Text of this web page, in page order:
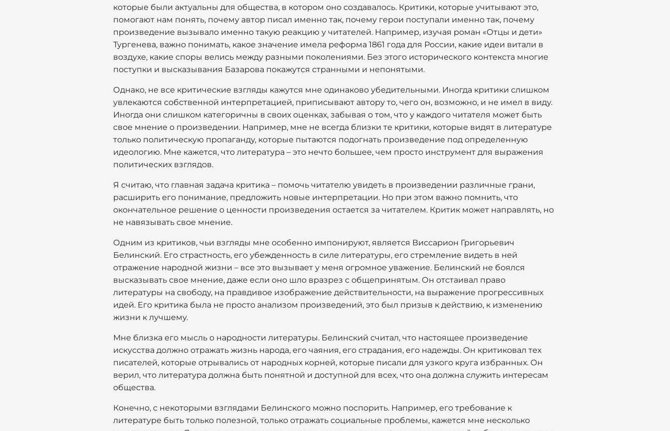
которые были актуальны для общества, в котором оно создавалось. Критики, которые учитывают это,
помогают нам понять, почему автор писал именно так, почему герои поступали именно так, почему
произведение вызывало именно такую реакцию у читателей. Например, изучая роман «Отцы и дети»
Тургенева, важно понимать, какое значение имела реформа 1861 года для России, какие идеи витали в
воздухе, какие споры велись между разными поколениями. Без этого исторического контекста многие
поступки и высказывания Базарова покажутся странными и непонятыми.
Однако, не все критические взгляды кажутся мне одинаково убедительными. Иногда критики слишком
увлекаются собственной интерпретацией, приписывают автору то, чего он, возможно, и не имел в виду.
Иногда они слишком категоричны в своих оценках, забывая о том, что у каждого читателя может быть
свое мнение о произведении. Например, мне не всегда близки те критики, которые видят в литературе
только политическую пропаганду, которые пытаются подогнать произведение под определенную
идеологию. Мне кажется, что литература – это нечто большее, чем просто инструмент для выражения
политических взглядов.
Я считаю, что главная задача критика – помочь читателю увидеть в произведении различные грани,
расширить его понимание, предложить новые интерпретации. Но при этом важно помнить, что
окончательное решение о ценности произведения остается за читателем. Критик может направлять, но
не навязывать свое мнение.
Одним из критиков, чьи взгляды мне особенно импонируют, является Виссарион Григорьевич
Белинский. Его страстность, его убежденность в силе литературы, его стремление видеть в ней
отражение народной жизни – все это вызывает у меня огромное уважение. Белинский не боялся
высказывать свое мнение, даже если оно шло вразрез с общепринятым. Он отстаивал право
литературы на свободу, на правдивое изображение действительности, на выражение прогрессивных
идей. Его критика была не просто анализом произведений, это был призыв к действию, к изменению
жизни к лучшему.
Мне близка его мысль о народности литературы. Белинский считал, что настоящее произведение
искусства должно отражать жизнь народа, его чаяния, его страдания, его надежды. Он критиковал тех
писателей, которые отрывались от народных корней, которые писали для узкого круга избранных. Он
верил, что литература должна быть понятной и доступной для всех, что она должна служить интересам
общества.
Конечно, с некоторыми взглядами Белинского можно поспорить. Например, его требование к
литературе быть только полезной, только отражать социальные проблемы, кажется мне несколько